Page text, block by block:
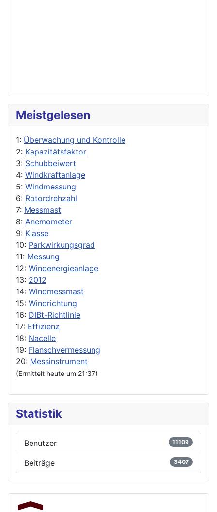
Meistgelesen
1: Überwachung und Kontrolle
2: Kapazitätsfaktor
3: Schubbeiwert
4: Windkraftanlage
5: Windmessung
6: Rotordrehzahl
7: Messmast
8: Anemometer
9: Klasse
10: Parkwirkungsgrad
11: Messung
12: Windenergieanlage
13: 2012
14: Windmessmast
15: Windrichtung
16: DIBt-Richtlinie
17: Effizienz
18: Nacelle
19: Flanschvermessung
20: Messinstrument
(Ermittelt heute um 21:37)
Statistik
Benutzer 11109
Beiträge 3407